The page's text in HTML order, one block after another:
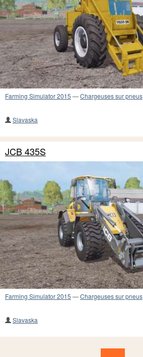
Farming Simulator 2015 —Chargeuses sur pneus
Slavaska
JCB 435S
Farming Simulator 2015 —Chargeuses sur pneus
Slavaska
3